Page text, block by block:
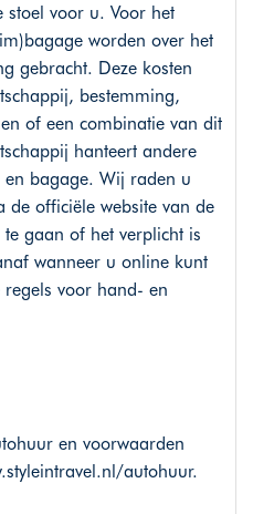
stoel voor u. Voor het
worden over het
gebracht. Deze kosten
bestemming,
of een combinatie van dit
hanteert andere
bagage. Wij raden u
officiële website van de
gaan of het verplicht is
wanneer u online kunt
regels voor hand- en
en voorwaarden
autohuur.